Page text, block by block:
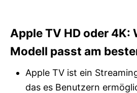
Apple TV HD oder 4K:
Modell passt am
Apple TV ist ein
das es Benutzern